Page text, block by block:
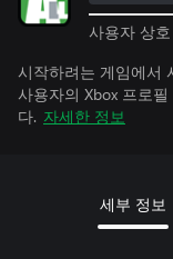
사용자 상
시작하려는 게임에서
사용자의 Xbox 프로
다. 자세한 정보
세부 정보